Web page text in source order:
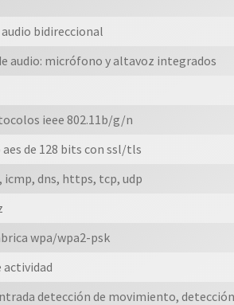
bidireccional
audio: micrófono y altavoz integrados
ieee 802.11b/g/n
de 128 bits con ssl/tls
dns, https, tcp, udp
wpa/wpa2-psk
actividad
detección de movimiento,